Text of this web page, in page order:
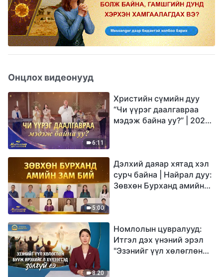
Онцлох видеонууд
6:11
Христийн сүмийн дуу
“Чи үүрэг даалгавраа
мэдэж байна уу?” | 2026
5:00
Дэлхий даяар хятад хэл
сурч байна | Найрал дуу:
Зөвхөн Бурханд амийн
8:20
Номлолын цувралууд:
Итгэл дэх үнэний эрэл
"Эзэнийг үүл хөлөглөн